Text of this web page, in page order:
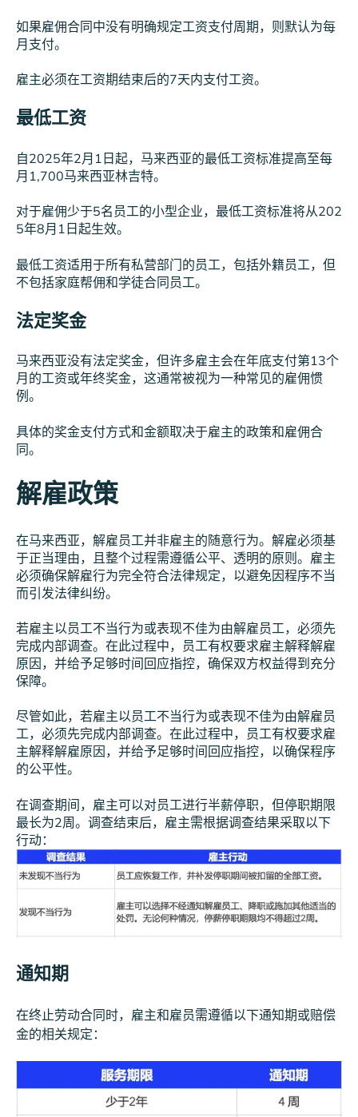
如果雇佣合同中没有明确规定工资支付周期，则默认为每
月支付。
雇主必须在工资期结束后的7天内支付工资。
最低工资
自2025年2月1日起，马来西亚的最低工资标准提高至每
月1,700马来西亚林吉特。
对于雇佣少于5名员工的小型企业，最低工资标准将从202
5年8月1日起生效。
最低工资适用于所有私营部门的员工，包括外籍员工，但
不包括家庭帮佣和学徒合同员工。
法定奖金
马来西亚没有法定奖金，但许多雇主会在年底支付第13个
月的工资或年终奖金，这通常被视为一种常见的雇佣惯
例。
具体的奖金支付方式和金额取决于雇主的政策和雇佣合
同。
解雇政策
在马来西亚，解雇员工并非雇主的随意行为。解雇必须基
于正当理由，且整个过程需遵循公平、透明的原则。雇主
必须确保解雇行为完全符合法律规定，以避免因程序不当
而引发法律纠纷。
若雇主以员工不当行为或表现不佳为由解雇员工，必须先
完成内部调查。在此过程中，员工有权要求雇主解释解雇
原因，并给予足够时间回应指控，确保双方权益得到充分
保障。
尽管如此，若雇主以员工不当行为或表现不佳为由解雇员
工，必须先完成内部调查。在此过程中，员工有权要求雇
主解释解雇原因，并给予足够时间回应指控，以确保程序
的公平性。
在调查期间，雇主可以对员工进行半薪停职，但停职期限
最长为2周。调查结束后，雇主需根据调查结果采取以下
行动：
通知期
在终止劳动合同时，雇主和雇员需遵循以下通知期或赔偿
金的相关规定：